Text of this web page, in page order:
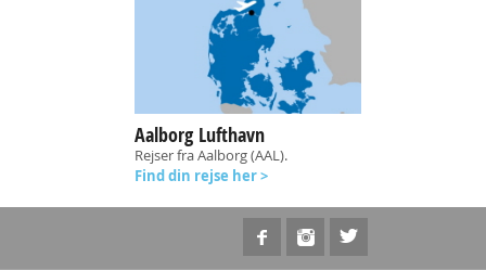
Aalborg Lufthavn
Rejser fra Aalborg (AAL).
Find din rejse her >